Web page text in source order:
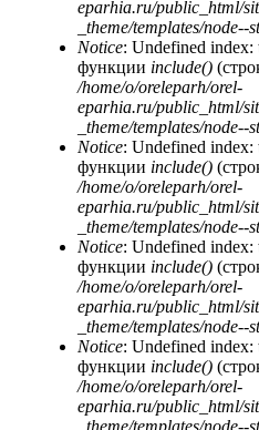
eparhia.ru/public_html/
_theme/templates/node--
Notice: Undefined index:
функции include()
/home/o/oreleparh/orel-
eparhia.ru/public_html/
_theme/templates/node--
Notice: Undefined index:
функции include()
/home/o/oreleparh/orel-
eparhia.ru/public_html/
_theme/templates/node--
Notice: Undefined index:
функции include()
/home/o/oreleparh/orel-
eparhia.ru/public_html/
_theme/templates/node--
Notice: Undefined index:
функции include()
/home/o/oreleparh/orel-
eparhia.ru/public_html/
_theme/templates/node--